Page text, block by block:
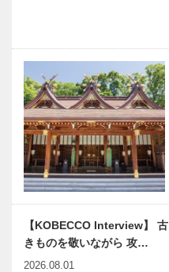
る 74 お金
がなかった。
でも、自由が
あった。
神戸ビーフの
プロフェッシ
ョナル カワ
ムラがお届け
する神戸ビー
フ講座㉘
ンサイト｜
Chapter
【KOBECCO Interview】 古
きものを敬いながら 攻…
2026.08.01